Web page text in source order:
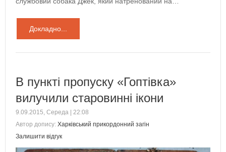
Докладно...
В пункті пропуску «Гоптівка»
вилучили старовинні ікони
9.09.2015, Середа | 22:08
Автор допису: Харківський прикордонний загін
Залишити відгук